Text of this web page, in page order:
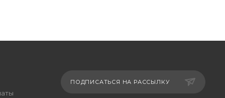
ПОДПИСАТЬСЯ НА РАССЫЛКУ